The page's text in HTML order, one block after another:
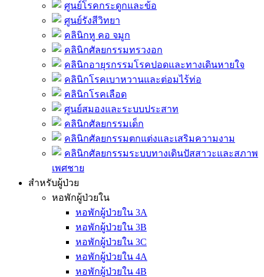
ศูนย์โรคกระดูกและข้อ
ศูนย์รังสีวิทยา
คลินิกหู คอ จมูก
คลินิกศัลยกรรมทรวงอก
คลินิกอายุรกรรมโรคปอดและทางเดินหายใจ
คลินิกโรคเบาหวานและต่อมไร้ท่อ
คลินิกโรคเลือด
ศูนย์สมองและระบบประสาท
คลินิกศัลยกรรมเด็ก
คลินิกศัลยกรรมตกแต่งและเสริมความงาม
คลินิกศัลยกรรมระบบทางเดินปัสสาวะและสภาพ
เพศชาย
สำหรับผู้ป่วย
หอพักผู้ป่วยใน
หอพักผู้ป่วยใน 3A
หอพักผู้ป่วยใน 3B
หอพักผู้ป่วยใน 3C
หอพักผู้ป่วยใน 4A
หอพักผู้ป่วยใน 4B